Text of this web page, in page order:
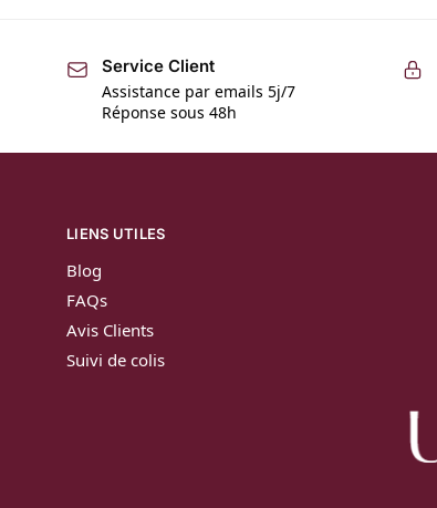
Service Client
Assistance par emails 5j/7
Réponse sous 48h
LIENS UTILES
Blog
FAQs
Avis Clients
Suivi de colis